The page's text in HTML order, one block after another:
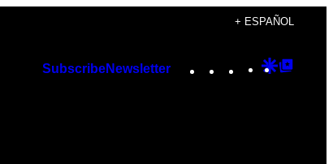
+ ESPAÑOL
SubscribeNewsletter Instagram
TikTok
YouTube
Google